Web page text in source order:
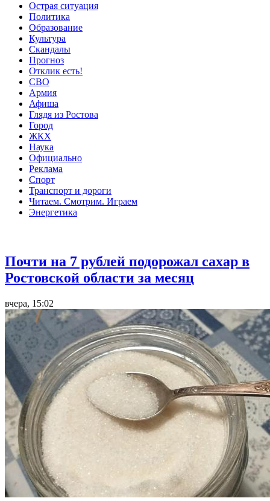
Острая ситуация
Политика
Образование
Культура
Скандалы
Прогноз
Отклик есть!
СВО
Армия
Афиша
Глядя из Ростова
Город
ЖКХ
Наука
Официально
Реклама
Спорт
Транспорт и дороги
Читаем. Смотрим. Играем
Энергетика
Почти на 7 рублей подорожал сахар в
Ростовской области за месяц
вчера, 15:02